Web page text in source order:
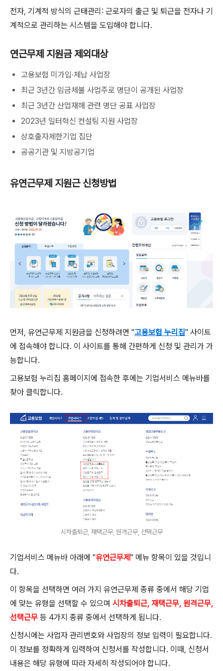
전자, 기계적 방식의 근태관리: 근로자의 출근 및 퇴근을 전자나 기
계적으로 관리하는 시스템을 도입해야 합니다.
연근무제 지원금 제외대상
고용보험 미가입·체납 사업장
최근 3년간 임금체불 사업주로 명단이 공개된 사업장
최근 3년간 산업재해 관련 명단 공표 사업장
2023년 일터혁신 컨설팅 지원 사업장
상호출자제한기업 집단
공공기관 및 지방공기업
유연근무제 지원근 신청방법
먼저, 유연근무제 지원금을 신청하려면 "고용보험 누리집" 사이트
에 접속해야 합니다. 이 사이트를 통해 간편하게 신청 및 관리가 가
능합니다.
고용보험 누리집 홈페이지에 접속한 후에는 기업서비스 메뉴바를
찾아 클릭합니다.
시차출퇴근, 재택근무, 원격근무, 선택근무
기업서비스 메뉴바 아래에 "유연근무제 " 메뉴 항목이 있을 것입니
다.
이 항목을 선택하면 여러 가지 유연근무제 종류 중에서 해당 기업
에 맞는 유형을 선택할 수 있으며 시차출퇴근, 재택근무, 원격근무,
선택근무 등 4가지 종류 중에서 선택하게 됩니다.
신청시에는 사업자 관리번호와 사업장의 정보 입력이 필요합니다.
이 정보를 정확하게 입력하여 신청서를 작성합니다. 이때, 신청서
내용은 해당 유형에 따라 자세히 작성되어야 합니다.